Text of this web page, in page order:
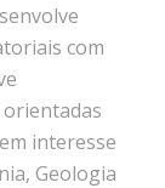
com
interesse
Geologia